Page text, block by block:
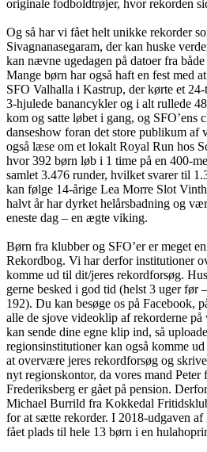
originale fodboldtrøjer, hvor rekorden
Og så har vi fået helt unikke rekorder
Sivagnanasegaram, der kan huske
kan nævne ugedagen på datoer fra
Mange børn har også haft en fest med
SFO Valhalla i Kastrup, der kørte et
3-hjulede banancykler og i alt rullede
kom og satte løbet i gang, og SFO’ens
danseshow foran det store publikum af
også læse om et lokalt Royal Run hos
hvor 392 børn løb i 1 time på en 400-
samlet 3.476 runder, hvilket svarer til
kan følge 14-årige Lea Morre Slot
halvt år har dyrket helårsbadning og
eneste dag – en ægte viking.
Børn fra klubber og SFO’er er meget
Rekordbog. Vi har derfor institutioner
komme ud til dit/jeres rekordforsøg.
gerne besked i god tid (helst 3 uger før
192). Du kan besøge os på Facebook,
alle de sjove videoklip af rekorderne på
kan sende dine egne klip ind, så
regionsinstitutioner kan også komme
at overvære jeres rekordforsøg og
nyt regionskontor, da vores mand
Frederiksberg er gået på pension.
Michael Burrild fra Kokkedal
for at sætte rekorder. I 2018-udgaven
fået plads til hele 13 børn i en